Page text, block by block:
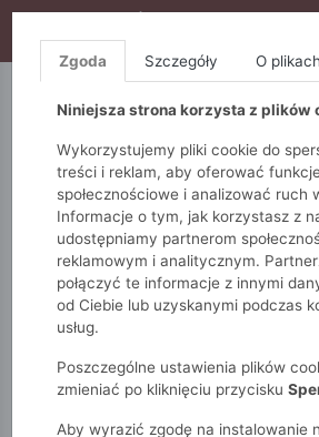
S10), DODATKOWE 15% ZA
5.10.15. QUIOSQUE
Monnari Torby
Kuferki
Kuferek damski ze wzorem
Zgoda Szczegóły O
Niniejsza strona korzysta z plików
Wykorzystujemy pliki cookie do
treści i reklam, aby oferować
społecznościowe i analizować ruch
Informacje o tym, jak korzystasz z
udostępniamy partnerom
reklamowym i analitycznym.
połączyć te informacje z innymi
od Ciebie lub uzyskanymi podczas
usług.
Poszczególne ustawienia plików
zmieniać po kliknięciu przycisku
Aby wyrazić zgodę na instalowanie